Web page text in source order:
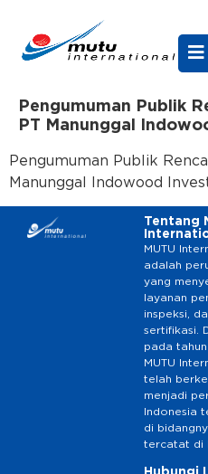
Pengumuman Publik
PT Manunggal
Pengumuman Publik
Manunggal Indowood
Tentang
MUTU
adalah
yang
layanan
inspeksi,
sertifikasi.
pada tahun
MUTU
telah
menjadi
Indonesia
di
tercatat di